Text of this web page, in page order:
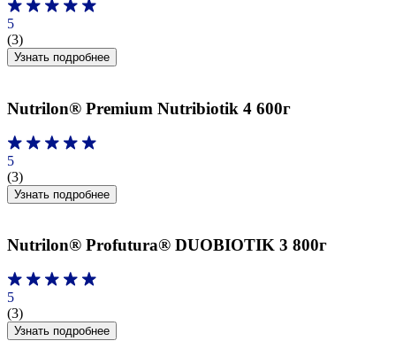
5
(3)
Узнать подробнее
Nutrilon® Premium Nutribiotik 4 600г
5
(3)
Узнать подробнее
Nutrilon® Profutura® DUOBIOTIK 3 800г
5
(3)
Узнать подробнее